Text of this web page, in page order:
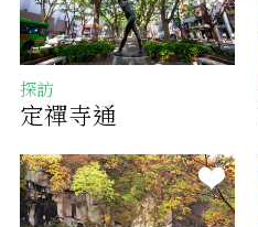
探訪
定禪寺通